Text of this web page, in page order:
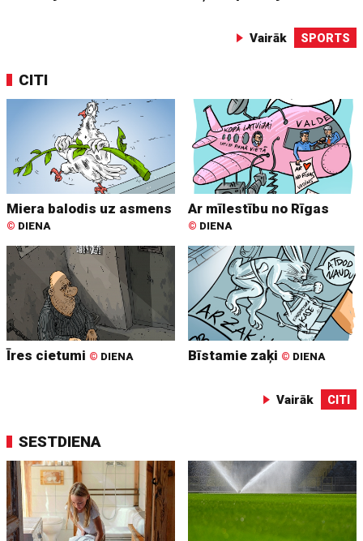
Vairāk SPORTS
CITI
Miera balodis uz asmens
© DIENA
Ar mīlestību no Rīgas
© DIENA
Īres cietumi © DIENA Bīstamie zaķi © DIENA
Vairāk CITI
SESTDIENA